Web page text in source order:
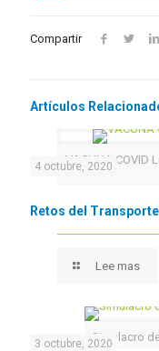
Compartir
Artículos
VACUNA COVID
4 octubre, 2020
Retos del
Lee mas
Simulacro
3 octubre, 2020